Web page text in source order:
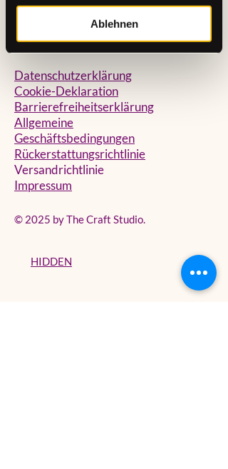
Ablehnen
Coffee Brew | The Code
Datenschutzerklärung
Cookie-Deklaration
Barrierefreiheitserklärung
Allgemeine
Geschäftsbedingungen
Rückerstattungsrichtlinie
Versandrichtlinie
Impressum
© 2025 by The Craft Studio.
HIDDEN